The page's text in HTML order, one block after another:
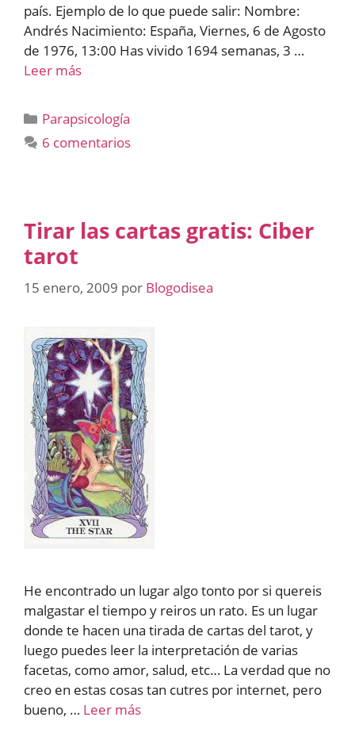
país. Ejemplo de lo que puede salir: Nombre:
Andrés Nacimiento: España, Viernes, 6 de Agosto
de 1976, 13:00 Has vivido 1694 semanas, 3 …
Leer más
Categorías
Parapsicología
6 comentarios
Tirar las cartas gratis: Ciber
tarot
15 enero, 2009 por Blogodisea
He encontrado un lugar algo tonto por si quereis
malgastar el tiempo y reiros un rato. Es un lugar
donde te hacen una tirada de cartas del tarot, y
luego puedes leer la interpretación de varias
facetas, como amor, salud, etc… La verdad que no
creo en estas cosas tan cutres por internet, pero
bueno, … Leer más